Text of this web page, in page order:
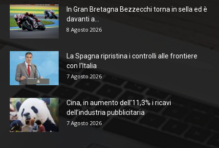
In Gran Bretagna Bezzecchi torna in sella ed è
davanti a...
8 Agosto 2026
La Spagna ripristina i controlli alle frontiere
con l’Italia
7 Agosto 2026
Cina, in aumento dell’11,3% i ricavi
dell’industria pubblicitaria
7 Agosto 2026